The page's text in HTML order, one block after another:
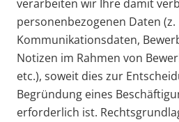
verarbeiten wir Ihre damit
personenbezogenen Daten
Kommunikationsdaten,
Notizen im Rahmen von
etc.), soweit dies zur
Begründung eines
erforderlich ist.